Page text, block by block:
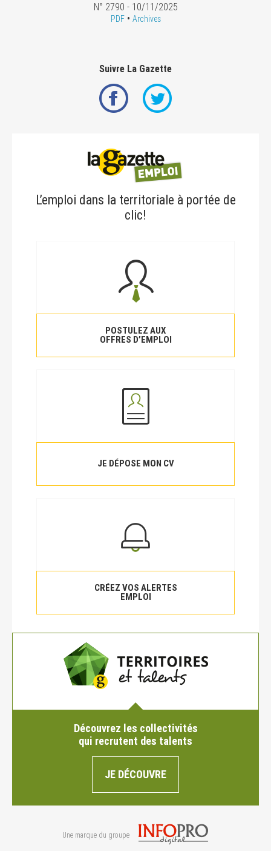
N° 2790 - 10/11/2025
PDF• Archives
Suivre La Gazette
L’emploi dans la territoriale à portée de
clic!
POSTULEZ AUX
OFFRES D’EMPLOI
JE DÉPOSE MON CV
CRÉEZ VOS ALERTES
EMPLOI
Découvrez les collectivités
qui recrutent des talents
JE DÉCOUVRE
Une marque du groupe